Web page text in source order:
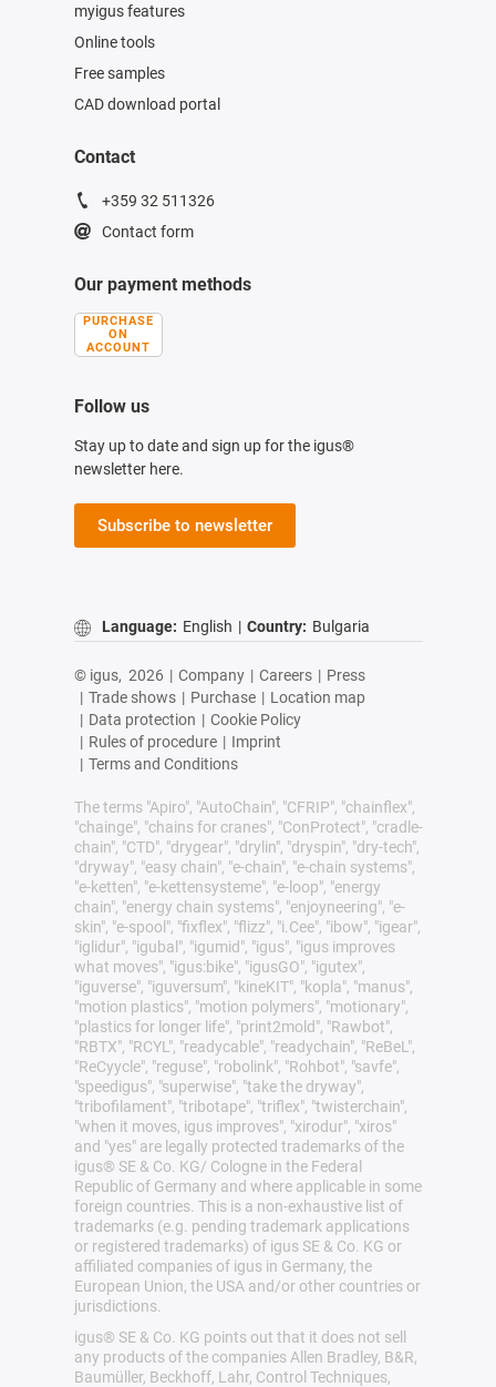
myigus features
Online tools
Free samples
CAD download portal
Contact
+359 32 511326
Contact form
Our payment methods
PURCHASE
ON
ACCOUNT
Follow us
Stay up to date and sign up for the igus®
newsletter here.
Subscribe to newsletter
Language: English | Country: Bulgaria
© igus, 2026 | Company | Careers | Press
| Trade shows | Purchase | Location map
| Data protection | Cookie Policy
| Rules of procedure | Imprint
| Terms and Conditions
The terms "Apiro", "AutoChain", "CFRIP", "chainflex",
"chainge", "chains for cranes", "ConProtect", "cradle-
chain", "CTD", "drygear", "drylin", "dryspin", "dry-tech",
"dryway", "easy chain", "e-chain", "e-chain systems",
"e-ketten", "e-kettensysteme", "e-loop", "energy
chain", "energy chain systems", "enjoyneering", "e-
skin", "e-spool", "fixflex", "flizz", "i.Cee", "ibow", "igear",
"iglidur", "igubal", "igumid", "igus", "igus improves
what moves", "igus:bike", "igusGO", "igutex",
"iguverse", "iguversum", "kineKIT", "kopla", "manus",
"motion plastics", "motion polymers", "motionary",
"plastics for longer life", "print2mold", "Rawbot",
"RBTX", "RCYL", "readycable", "readychain", "ReBeL",
"ReCyycle", "reguse", "robolink", "Rohbot", "savfe",
"speedigus", "superwise", "take the dryway",
"tribofilament", "tribotape", "triflex", "twisterchain",
"when it moves, igus improves", "xirodur", "xiros"
and "yes" are legally protected trademarks of the
igus® SE & Co. KG/ Cologne in the Federal
Republic of Germany and where applicable in some
foreign countries. This is a non-exhaustive list of
trademarks (e.g. pending trademark applications
or registered trademarks) of igus SE & Co. KG or
affiliated companies of igus in Germany, the
European Union, the USA and/or other countries or
jurisdictions.
igus® SE & Co. KG points out that it does not sell
any products of the companies Allen Bradley, B&R,
Baumüller, Beckhoff, Lahr, Control Techniques,